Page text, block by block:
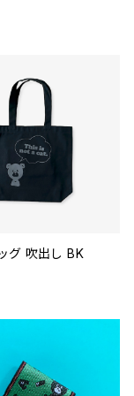
グ 吹出し BK